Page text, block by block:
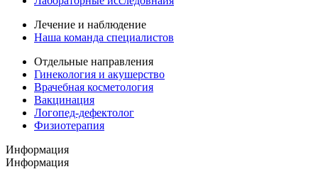
Лечение и наблюдение
Наша команда специалистов
Отдельные направления
Гинекология и акушерство
Врачебная косметология
Вакцинация
Логопед-дефектолог
Физиотерапия
Информация
Информация